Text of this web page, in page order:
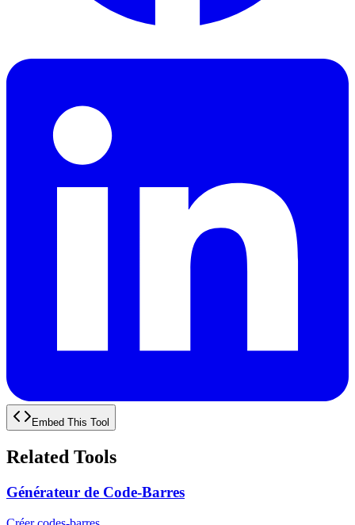
Embed This Tool
Related Tools
Générateur de Code-Barres